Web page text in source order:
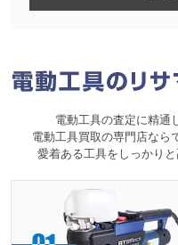
電動工具の査定に精通
電動工具買取の専門店なら
愛着ある工具をしっかり